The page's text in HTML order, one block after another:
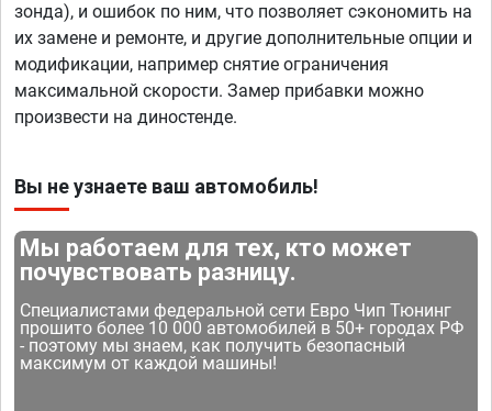
зонда), и ошибок по ним, что позволяет сэкономить на
их замене и ремонте, и другие дополнительные опции и
модификации, например снятие ограничения
максимальной скорости. Замер прибавки можно
произвести на диностенде.
Вы не узнаете ваш автомобиль!
Мы работаем для тех, кто может
почувствовать разницу.
Специалистами федеральной сети Евро Чип Тюнинг
прошито более 10 000 автомобилей в 50+ городах РФ
- поэтому мы знаем, как получить безопасный
максимум от каждой машины!